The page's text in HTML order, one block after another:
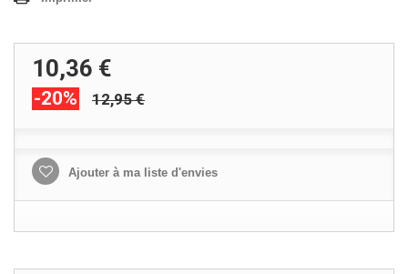
10,36 €
-20% 12,95 €
Ajouter à ma liste d'envies